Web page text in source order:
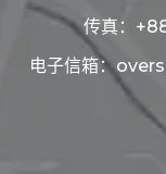
传真：
电子信箱：